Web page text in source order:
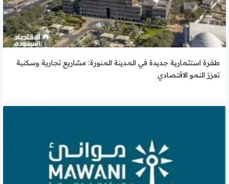
طفرة استثمارية جديدة في المدينة المنورة: مشاريع تجارية وسكنية
تعزز النمو الاقتصادي